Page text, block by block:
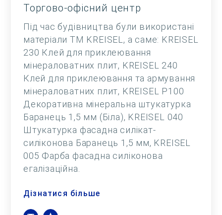
Торгово-офісний центр
Під час будівництва були використані
матеріали ТМ KREISEL, а саме: KREISEL
230 Клей для приклеювання
мінераловатних плит, KREISEL 240
Клей для приклеювання та армування
мінераловатних плит, KREISEL Р100
Декоративна мінеральна штукатурка
Баранець 1,5 мм (Біла), KREISEL 040
Штукатурка фасадна силікат-
силіконова Баранець 1,5 мм, KREISEL
005 Фарба фасадна силіконова
егалізаційна.
Дізнатися більше